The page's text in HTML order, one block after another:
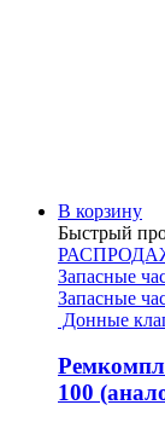
В корзину
Быстрый
Запасные
Запасные
Донные
100